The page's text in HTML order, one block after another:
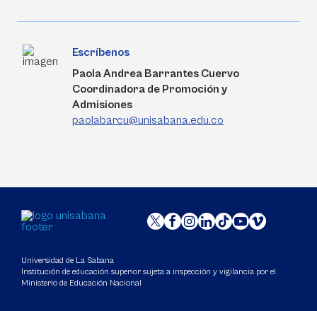
Escríbenos
Paola Andrea Barrantes Cuervo
Coordinadora de Promoción y
Admisiones
paolabarcu@unisabana.edu.co
Universidad de La Sabana
Institución de educación superior sujeta a inspección y vigilancia por el
Ministerio de Educación Nacional